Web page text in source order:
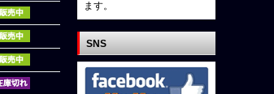
ます。
SNS